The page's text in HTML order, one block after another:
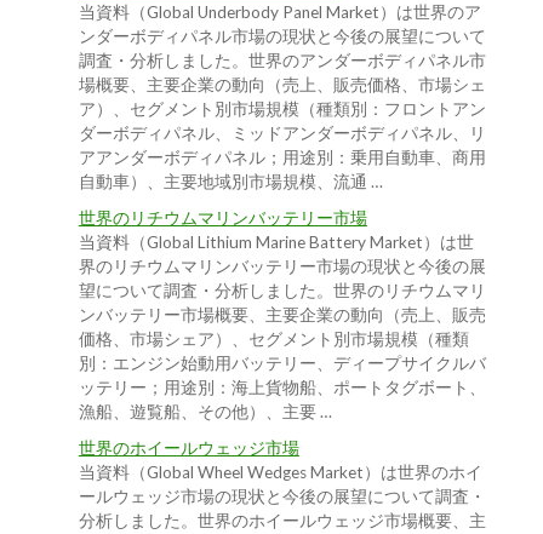
当資料（Global Underbody Panel Market）は世界のア
ンダーボディパネル市場の現状と今後の展望について
調査・分析しました。世界のアンダーボディパネル市
場概要、主要企業の動向（売上、販売価格、市場シェ
ア）、セグメント別市場規模（種類別：フロントアン
ダーボディパネル、ミッドアンダーボディパネル、リ
アアンダーボディパネル；用途別：乗用自動車、商用
自動車）、主要地域別市場規模、流通 …
世界のリチウムマリンバッテリー市場
当資料（Global Lithium Marine Battery Market）は世
界のリチウムマリンバッテリー市場の現状と今後の展
望について調査・分析しました。世界のリチウムマリ
ンバッテリー市場概要、主要企業の動向（売上、販売
価格、市場シェア）、セグメント別市場規模（種類
別：エンジン始動用バッテリー、ディープサイクルバ
ッテリー；用途別：海上貨物船、ポートタグボート、
漁船、遊覧船、その他）、主要 …
世界のホイールウェッジ市場
当資料（Global Wheel Wedges Market）は世界のホイ
ールウェッジ市場の現状と今後の展望について調査・
分析しました。世界のホイールウェッジ市場概要、主